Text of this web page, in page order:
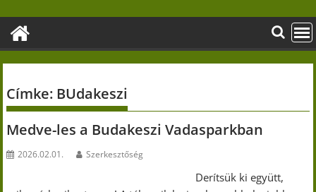
content
Címke: BUdakeszi
Medve-les a Budakeszi Vadasparkban
2026.02.01. Szerkesztőség
Derítsük ki együtt,